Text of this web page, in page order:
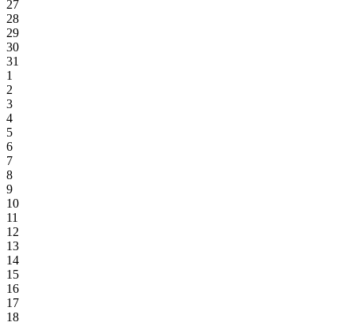
27
28
29
30
31
1
2
3
4
5
6
7
8
9
10
11
12
13
14
15
16
17
18